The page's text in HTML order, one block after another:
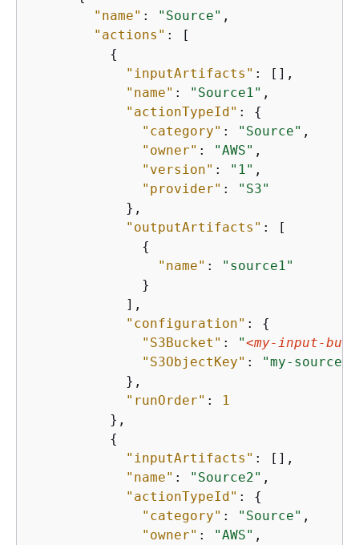
"name" : "Source" ,
"actions" : [
{
"inputArtifacts" : [],
"name" : "Source1" ,
"actionTypeId" : {
"category" : "Source" ,
"owner" : "AWS" ,
"version" : "1" ,
"provider" :
"S3"
            },
"outputArtifacts" : [
{
"name" :
"source1"
              }
            ],
"configuration" : {
"S3Bucket" : "<my-input-
"S3ObjectKey" :
"my-
            },
"runOrder" :
1
          },
{
"inputArtifacts" : [],
"name" : "Source2" ,
"actionTypeId" : {
"category" : "Source" ,
"owner" : "AWS" ,